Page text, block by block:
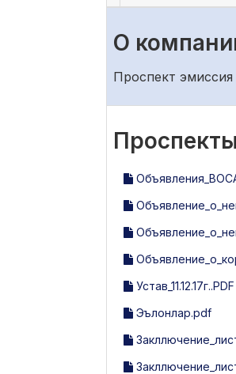
О
Проспект эмиссия
Устав_11.12.17г..PDF
Эълонлар.pdf